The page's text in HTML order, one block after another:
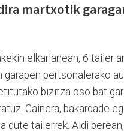
martxotik
elkarlanean, 6 tailer
pertsonalerako
bizitza oso bat
Gainera, bakardade
dute tailerrek. Aldi